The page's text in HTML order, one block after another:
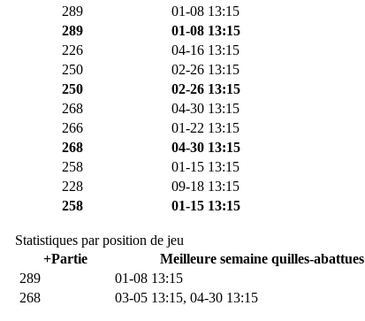
289 01-08 13:15
289 01-08 13:15
226 04-16 13:15
250 02-26 13:15
250 02-26 13:15
268 04-30 13:15
266 01-22 13:15
268 04-30 13:15
258 01-15 13:15
228 09-18 13:15
258 01-15 13:15
Statistiques par position de jeu
+Partie Meilleure semaine quilles-abattues
289 01-08 13:15
268 03-05 13:15, 04-30 13:15